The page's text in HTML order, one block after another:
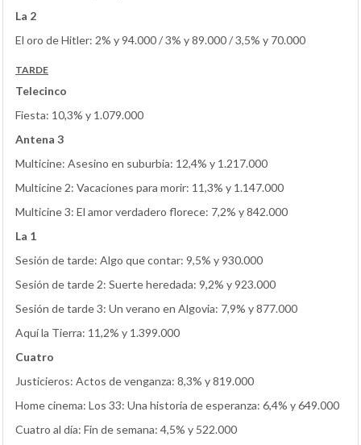
La 2
El oro de Hitler: 2% y 94.000 / 3% y 89.000 / 3,5% y 70.000
TARDE
Telecinco
Fiesta: 10,3% y 1.079.000
Antena 3
Multicine: Asesino en suburbia: 12,4% y 1.217.000
Multicine 2: Vacaciones para morir: 11,3% y 1.147.000
Multicine 3: El amor verdadero florece: 7,2% y 842.000
La 1
Sesión de tarde: Algo que contar: 9,5% y 930.000
Sesión de tarde 2: Suerte heredada: 9,2% y 923.000
Sesión de tarde 3: Un verano en Algovia: 7,9% y 877.000
Aquí la Tierra: 11,2% y 1.399.000
Cuatro
Justicieros: Actos de venganza: 8,3% y 819.000
Home cinema: Los 33: Una historia de esperanza: 6,4% y 649.000
Cuatro al día: Fin de semana: 4,5% y 522.000